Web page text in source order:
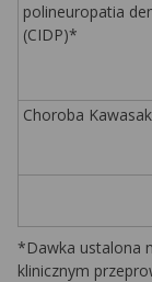
polineuropatia
(CIDP)*
Choroba
*Dawka ustalona
klinicznym